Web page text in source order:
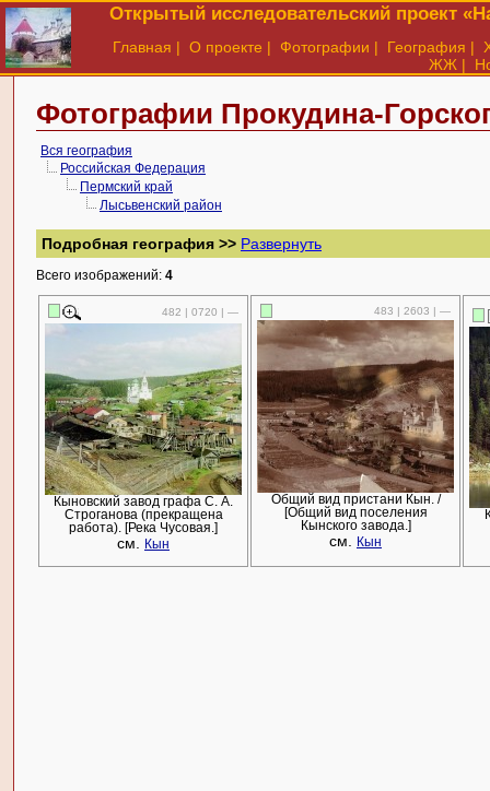
Открытый исследовательский проект
Главная | О проекте | Фотографии | География |
ЖЖ |
Фотографии Прокудина-
Вся география
Российская Федерация
Пермский край
Лысьвенский район
Подробная география >> Развернуть
Всего изображений: 4
482 | 0720 | —
Кыновский завод графа С. А.
Строганова (прекращена
работа). [Река Чусовая.]
см. Кын
483 | 2603 | —
Общий вид пристани Кын. /
[Общий вид поселения
Кынского завода.]
см. Кын